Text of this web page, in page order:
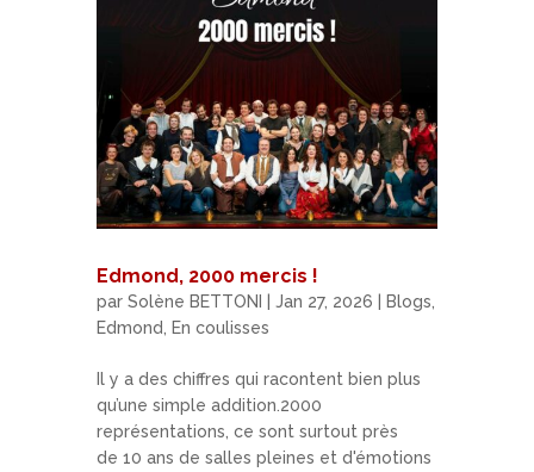
Edmond, 2000 mercis !
par Solène BETTONI | Jan 27, 2026 | Blogs
Edmond En coulisses
Il y a des chiffres qui racontent bien plus
qu’une simple addition.2000
représentations, ce sont surtout près
de 10 ans de salles pleines et d'émotions